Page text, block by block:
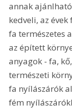
annak
kedveli, az
fa természetes
az épített
anyagok - fa,
természeti
fa nyílászárók
fém